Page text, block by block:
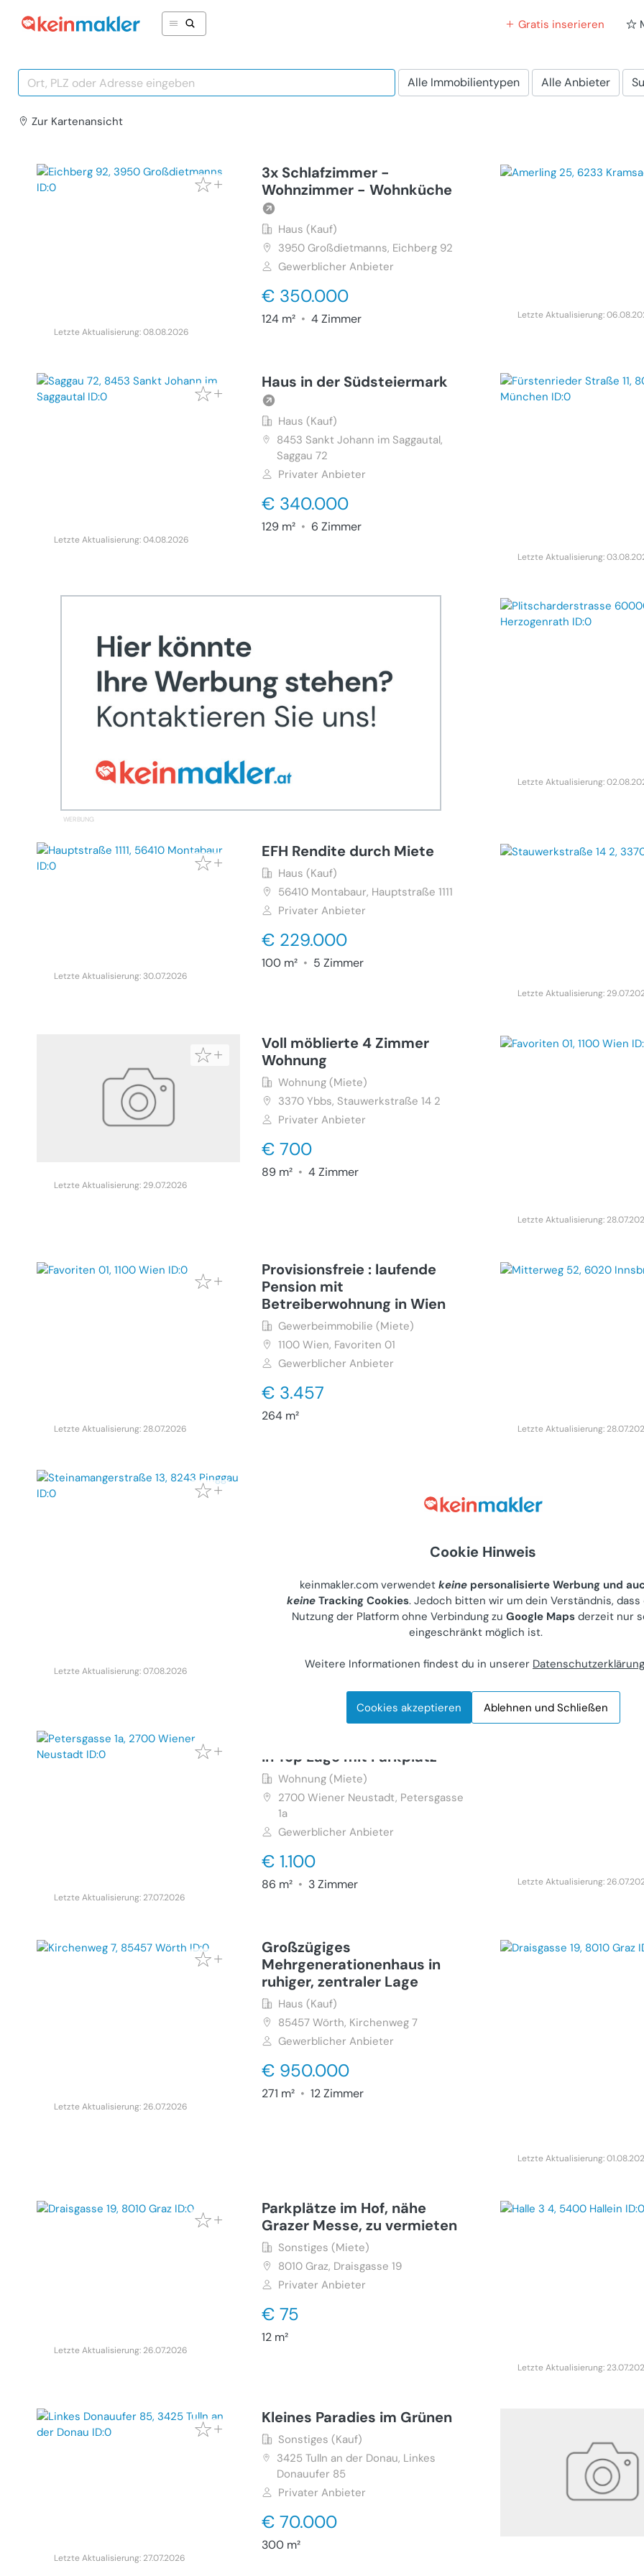
Gratis inserieren
Alle Immobilientypen Alle Anbieter
Zur Kartenansicht
3x Schlafzimmer -
Wohnzimmer - Wohnküche
Haus (Kauf)
3950 Großdietmanns, Eichberg 92
Gewerblicher Anbieter
€ 350.000
124 m² • 4 Zimmer
Letzte Aktualisierung: 08.08.2026
Letzte Aktualisierung:
Haus in der Südsteiermark
Haus (Kauf)
8453 Sankt Johann im Saggautal,
Saggau 72
Privater Anbieter
€ 340.000
129 m² • 6 Zimmer
Letzte Aktualisierung: 04.08.2026
Letzte Aktualisierung:
Letzte Aktualisierung:
EFH Rendite durch Miete
Haus (Kauf)
56410 Montabaur, Hauptstraße 1111
Privater Anbieter
€ 229.000
100 m² • 5 Zimmer
Letzte Aktualisierung: 30.07.2026
Letzte Aktualisierung:
Voll möblierte 4 Zimmer
Wohnung
Wohnung (Miete)
3370 Ybbs, Stauwerkstraße 14 2
Privater Anbieter
€ 700
89 m² • 4 Zimmer
Letzte Aktualisierung: 29.07.2026
Letzte Aktualisierung:
Provisionsfreie : laufende
Pension mit
Betreiberwohnung in Wien
Gewerbeimmobilie (Miete)
1100 Wien, Favoriten 01
Gewerblicher Anbieter
€ 3.457
264 m²
Letzte Aktualisierung: 28.07.2026 Letzte Aktualisierung:
Privater Anbieter
•3 Zimmer
Letzte Aktualisierung: 07.08.2026
Letzte Aktualisierung:
in Top Lage mit Parkplatz
Wohnung (Miete)
2700 Wiener Neustadt, Petersgasse
1a
Gewerblicher Anbieter
€ 1.100
86 m² • 3 Zimmer
Letzte Aktualisierung: 27.07.2026
Letzte Aktualisierung:
Großzügiges
Mehrgenerationenhaus in
ruhiger, zentraler Lage
Haus (Kauf)
85457 Wörth, Kirchenweg 7
Gewerblicher Anbieter
€ 950.000
271 m² • 12 Zimmer
Letzte Aktualisierung: 26.07.2026
Letzte Aktualisierung:
Parkplätze im Hof, nähe
Grazer Messe, zu vermieten
Sonstiges (Miete)
8010 Graz, Draisgasse 19
Privater Anbieter
€ 75
12 m²
Letzte Aktualisierung: 26.07.2026
Letzte Aktualisierung:
Kleines Paradies im Grünen
Sonstiges (Kauf)
3425 Tulln an der Donau, Linkes
Donauufer 85
Privater Anbieter
€ 70.000
300 m²
Letzte Aktualisierung: 27.07.2026
Cookie Hinweis
keinmakler.com verwendet keine personalisierte Werbung und
keineTracking Cookies. Jedoch bitten wir um dein Verständnis, dass
Nutzung der Platform ohne Verbindung zu Google Maps derzeit nur
eingeschränkt möglich ist.
Weitere Informationen findest du in unserer Datenschutzerklärung
Cookies akzeptieren Ablehnen und Schließen